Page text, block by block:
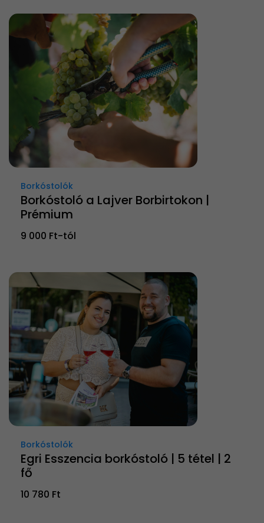
Borkóstolók
Borkóstoló a Lajver Borbirtokon |
Prémium
9 000 Ft-tól
Borkóstolók
Egri Esszencia borkóstoló | 5 tétel | 2
fő
10 780 Ft